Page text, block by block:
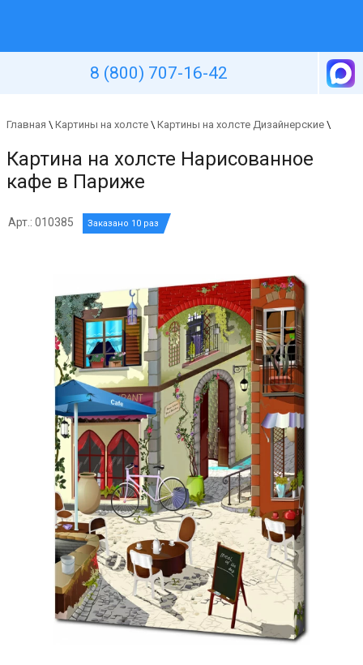
8 (800) 707-16-42
Главная \ Картины на холсте \ Картины на холсте Дизайнерские \
Картина на холсте Нарисованное
кафе в Париже
Арт.: 010385 Заказано 10 раз